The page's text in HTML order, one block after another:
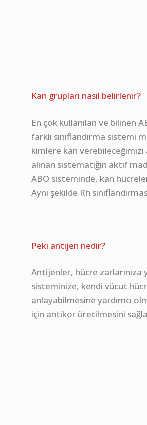
Kan grupları nasıl belirlenir?
En çok kullanılan ve bilinen
farklı sınıflandırma sistemi
kimlere kan verebileceğimizi
alınan sistematiğin aktif
ABO sisteminde, kan
Aynı şekilde Rh
Peki antijen nedir?
Antijenler, hücre zarlarınıza
sisteminize, kendi vücut
anlayabilmesine yardımcı
için antikor üretilmesini